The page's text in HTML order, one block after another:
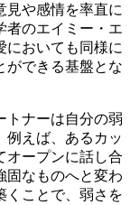
見や感情を率直に
者のエイミー・エ
においても同様に
ができる基盤とな
トナーは自分の弱
例えば、あるカッ
オープンに話し合
固なものへと変わ
くことで、弱さを